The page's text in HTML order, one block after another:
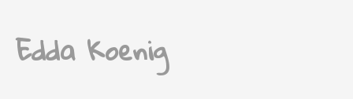
Edda Koenig